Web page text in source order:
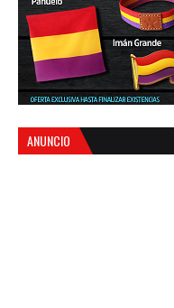
ANUNCIO